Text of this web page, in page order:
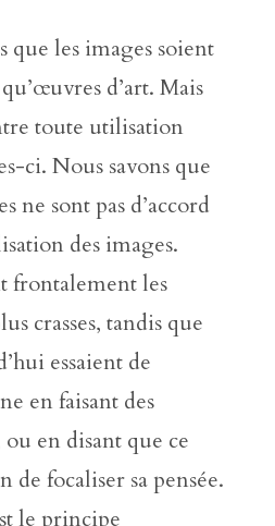
que les images soient
d’art. Mais
toute utilisation
ci. Nous savons que
ne sont pas d’accord
des images.
frontalement les
crasses, tandis que
essaient de
en faisant des
en disant que ce
de focaliser sa pensée.
le principe